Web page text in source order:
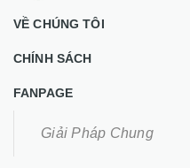
VỀ CHÚNG TÔI
CHÍNH SÁCH
FANPAGE
Giải Pháp Chung